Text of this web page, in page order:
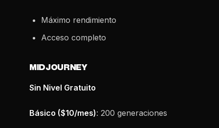
Máximo rendimiento
Acceso completo
MIDJOURNEY
Sin Nivel Gratuito
Básico ($10/mes): 200 generaciones